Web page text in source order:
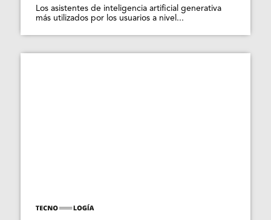
Los asistentes de inteligencia artificial generativa
más utilizados por los usuarios a nivel...